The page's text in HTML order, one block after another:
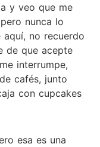
y veo que me
nunca lo
no recuerdo
de que acepte
interrumpe,
cafés, junto
con cupcakes
esa es una